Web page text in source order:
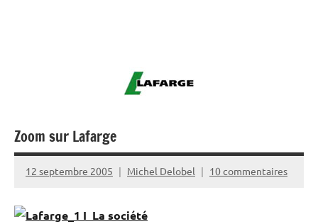
Zoom sur Lafarge
12 septembre 2005 Michel Delobel 10 commentaires
I La société